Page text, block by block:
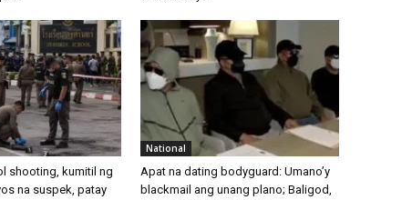
shooting, kumitil ng
na suspek, patay
National
Apat na dating bodyguard: Umano’y
blackmail ang unang plano; Baligod,